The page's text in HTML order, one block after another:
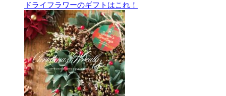
ドライフラワーのギフトはこれ！